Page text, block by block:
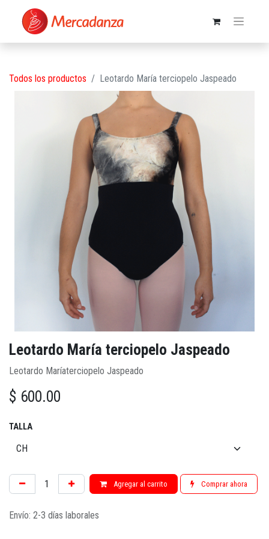
Todos los productos Leotardo María terciopelo Jaspeado
Leotardo María terciopelo Jaspeado
Leotardo Maríaterciopelo Jaspeado
$ 600.00
TALLA
Agregar al carrito Comprar ahora
Envío: 2-3 días laborales